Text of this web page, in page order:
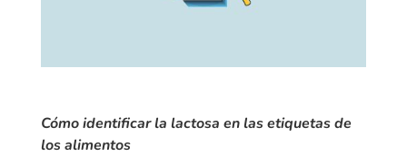
Cómo identificar la lactosa en las etiquetas de
los alimentos